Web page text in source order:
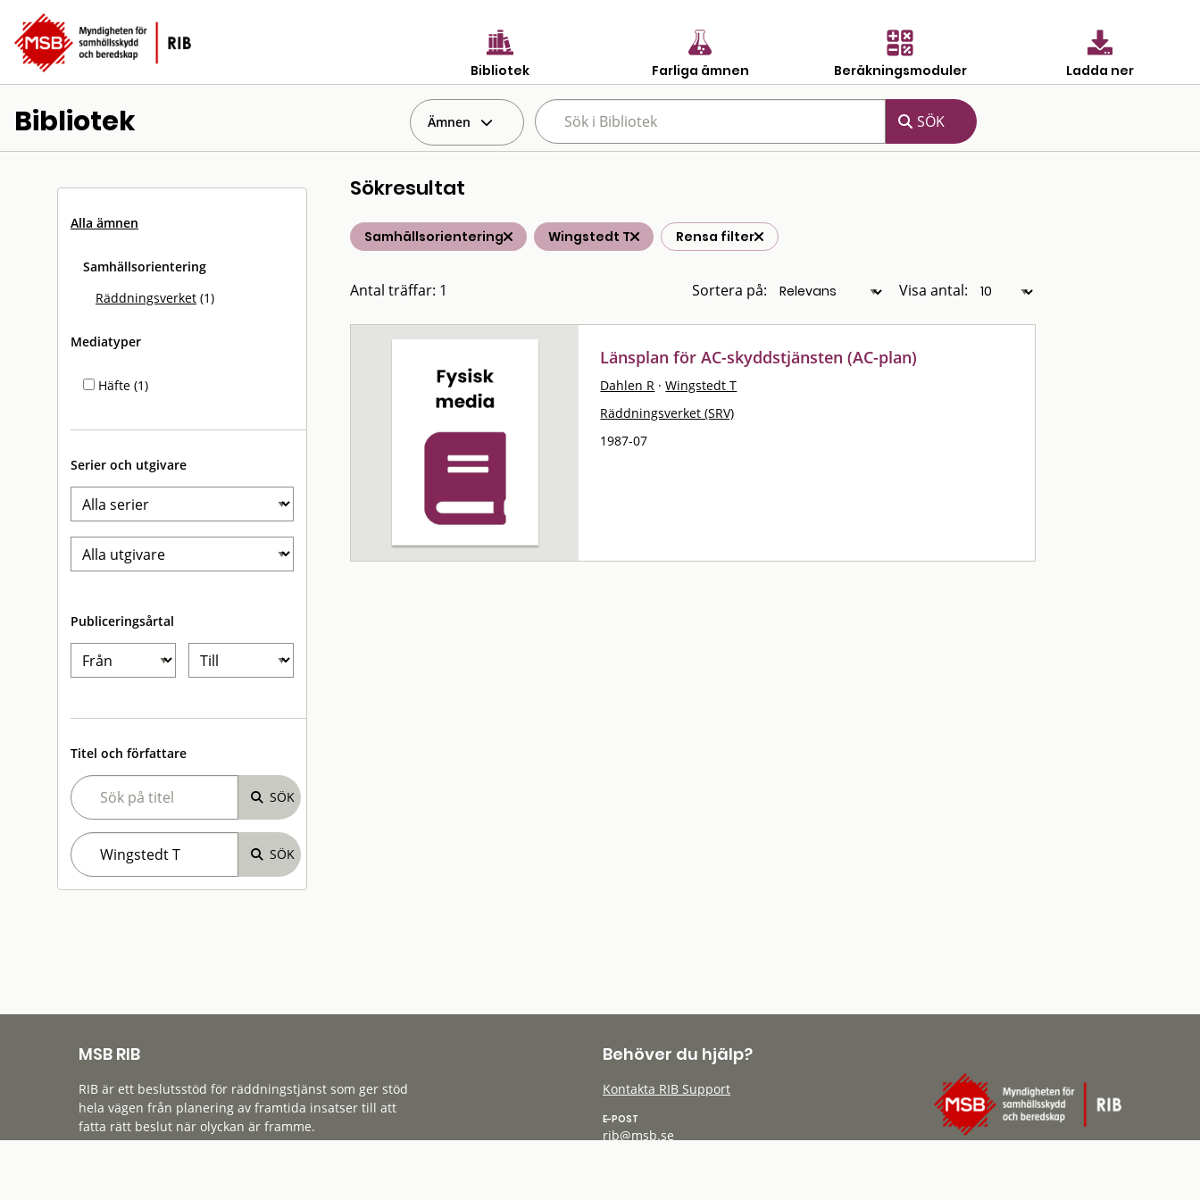
Bibliotek Farliga ämnen Beräkningsmoduler Ladda ner
Bibliotek Ämnen
Alla ämnen
Samhällsorientering
Räddningsverket (1)
Mediatyper
Häfte (1)
Serier och utgivare
Publiceringsårtal
Titel och författare
Sökresultat
Samhällsorientering Wingstedt T Rensa filter
Antal träffar: 1 Sortera på: Visa antal:
Länsplan för AC-skyddstjänsten (AC-plan)
Dahlen R · Wingstedt T
Räddningsverket (SRV)
1987-07
MSB RIB
RIB är ett beslutsstöd för räddningstjänst som ger stöd
hela vägen från planering av framtida insatser till att
fatta rätt beslut när olyckan är framme.
Behöver du hjälp?
Kontakta RIB Support
E-POST
rib@msb.se